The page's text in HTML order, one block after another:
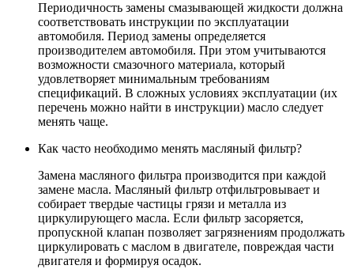
Периодичность замены смазывающей жидкости должна
соответствовать инструкции по эксплуатации
автомобиля. Период замены определяется
производителем автомобиля. При этом учитываются
возможности смазочного материала, который
удовлетворяет минимальным требованиям
спецификаций. В сложных условиях эксплуатации (их
перечень можно найти в инструкции) масло следует
менять чаще.
Как часто необходимо менять масляный фильтр?
Замена масляного фильтра производится при каждой
замене масла. Масляный фильтр отфильтровывает и
собирает твердые частицы грязи и металла из
циркулирующего масла. Если фильтр засоряется,
пропускной клапан позволяет загрязнениям продолжать
циркулировать с маслом в двигателе, повреждая части
двигателя и формируя осадок.